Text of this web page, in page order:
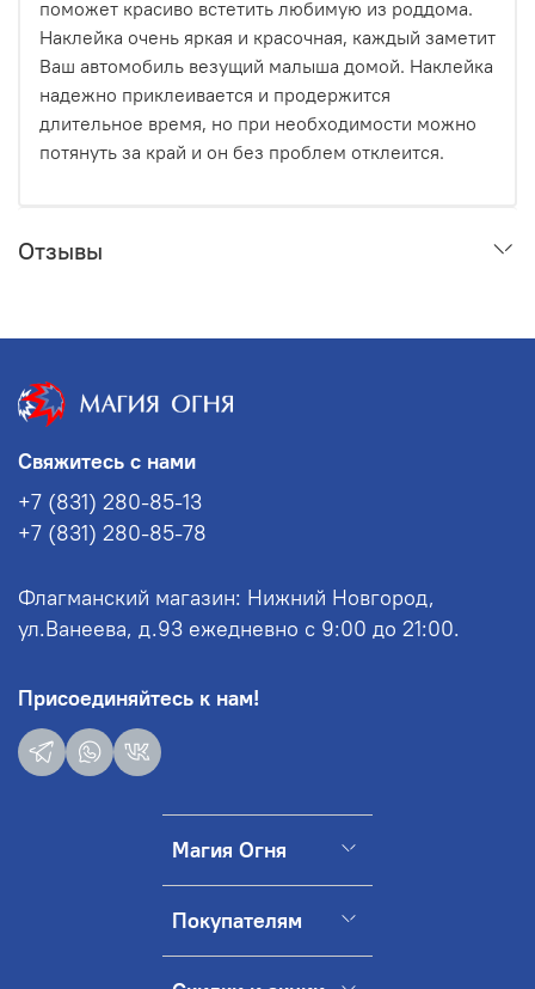
поможет красиво встетить любимую из роддома.
Наклейка очень яркая и красочная, каждый заметит
Ваш автомобиль везущий малыша домой. Наклейка
надежно приклеивается и продержится
длительное время, но при необходимости можно
потянуть за край и он без проблем отклеится.
Отзывы
Магия Огня
Покупателям
Свяжитесь с нами
+7 (831) 280-85-13
+7 (831) 280-85-78
Флагманский магазин: Нижний Новгород,
ул.Ванеева, д.93 ежедневно с 9:00 до 21:00.
Присоединяйтесь к нам!